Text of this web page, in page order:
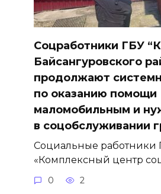
Соцработники ГБУ
Байсангуровского
продолжают
по оказанию помощи
маломобильным и
в соцобслуживании
Социальные работники
«Комплексный центр
0 2